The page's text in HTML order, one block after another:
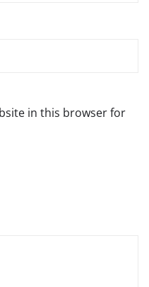
in this browser for